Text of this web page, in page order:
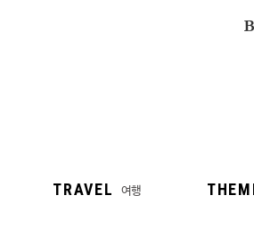
TRAVEL 여행